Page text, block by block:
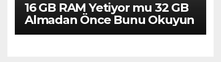
16 GB RAM Yetiyor mu 32 GB
Almadan Önce Bunu Okuyun